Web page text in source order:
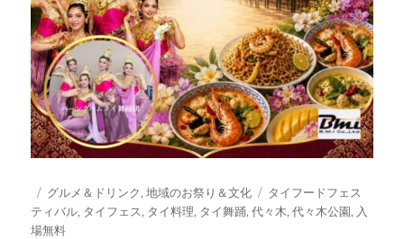
投
稿
日:
カ
テ
ゴ
グルメ＆ドリンク,地域のお祭り＆文化
タ
グ
タイフードフェス
ティバル, タイフェス, タイ料理, タイ舞踊,代々木,代々木公園, 入
場無料